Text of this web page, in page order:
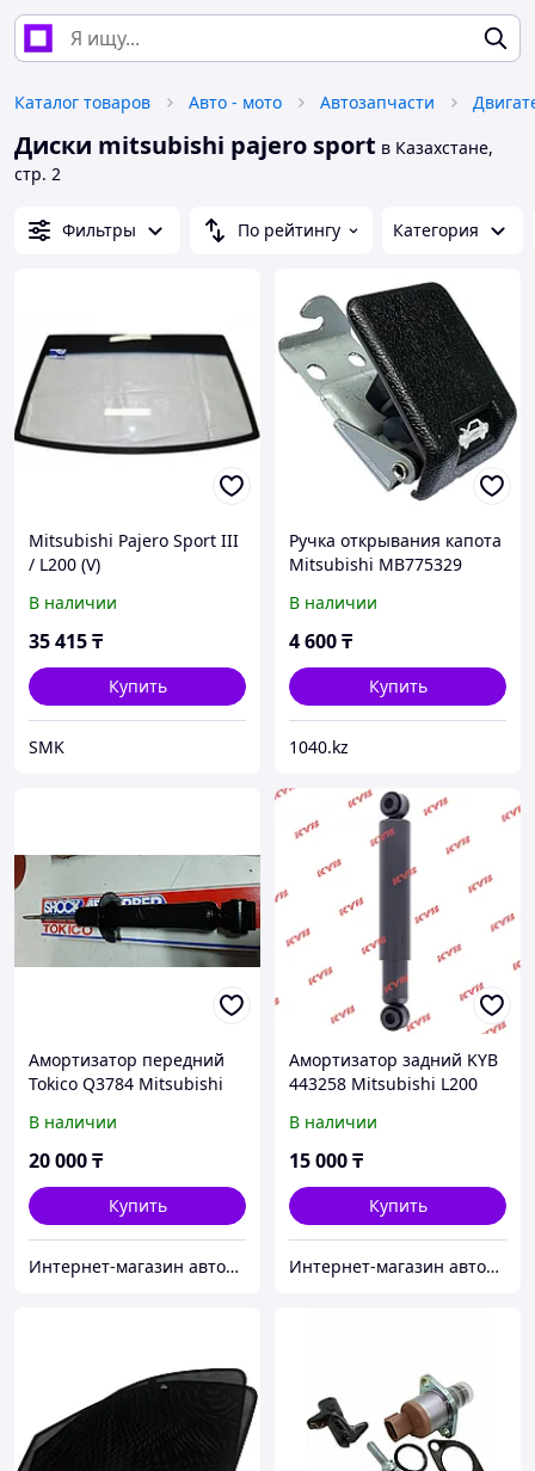
Каталог товаров Авто - мото Автозапчасти
Диски mitsubishi pajero sport в Казахстане,
стр. 2
Фильтры По рейтингу Категория
Mitsubishi Pajero Sport III
/ L200 (V)
В наличии
35 415₸
Купить
SMK
Ручка открывания капота
Mitsubishi MB775329
В наличии
4 600₸
Купить
1040.kz
Амортизатор передний
Tokico Q3784 Mitsubishi
В наличии
20 000₸
Купить
Интернет-магазин автозапчастей Parts-shop.kz
Амортизатор задний KYB
443258 Mitsubishi L200
В наличии
15 000₸
Купить
Интернет-магазин автозапчастей Parts-shop.kz